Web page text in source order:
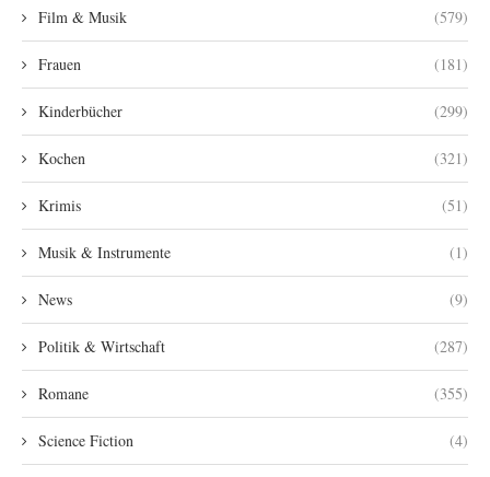
Film & Musik (579)
Frauen (181)
Kinderbücher (299)
Kochen (321)
Krimis (51)
Musik & Instrumente (1)
News (9)
Politik & Wirtschaft (287)
Romane (355)
Science Fiction (4)